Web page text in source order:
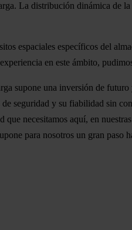
La distribución dinámica de
espaciales específicos del
en este ámbito,
supone una inversión de
de seguridad y su fiabilidad sin
necesitamos aquí, en
para nosotros un gran paso